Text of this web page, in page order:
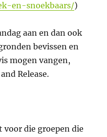
en-snoekbaars/)
aan en dan ook
bevissen en
mogen vangen,
Release.
voor die groepen die